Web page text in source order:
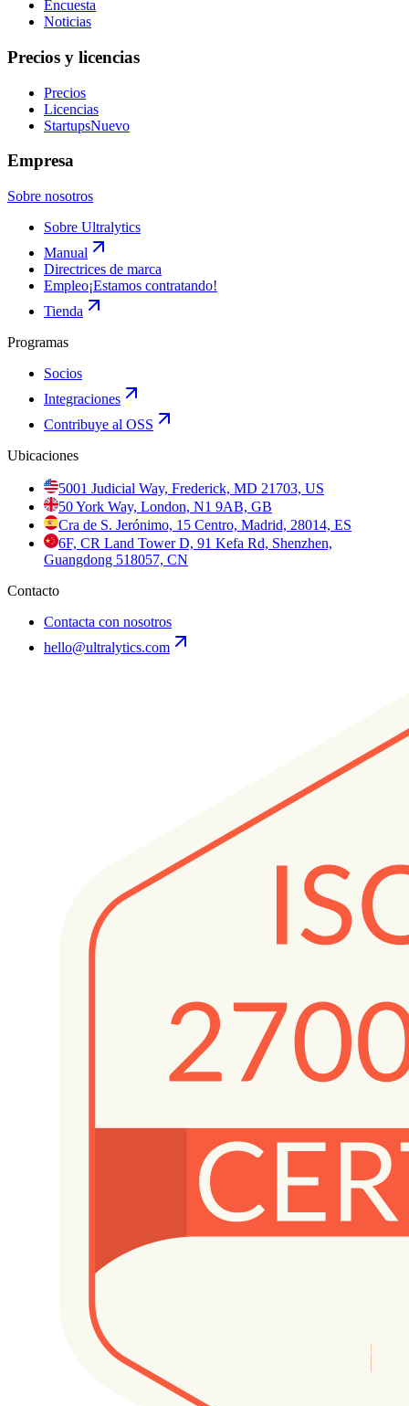
Encuesta
Noticias
Precios y licencias
Precios
Licencias
StartupsNuevo
Empresa
Sobre nosotros
Sobre Ultralytics
Manual
Directrices de marca
Empleo¡Estamos contratando!
Tienda
Programas
Socios
Integraciones
Contribuye al OSS
Ubicaciones
5001 Judicial Way, Frederick, MD 21703, US
50 York Way, London, N1 9AB, GB
Cra de S. Jerónimo, 15 Centro, Madrid, 28014, ES
6F, CR Land Tower D, 91 Kefa Rd, Shenzhen,
Guangdong 518057, CN
Contacto
Contacta con nosotros
hello@ultralytics.com